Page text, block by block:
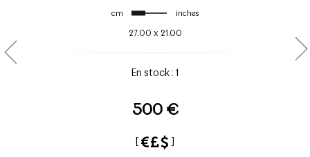
cm inches
27.00 x 21.00
En stock : 1
500 €
[ ]